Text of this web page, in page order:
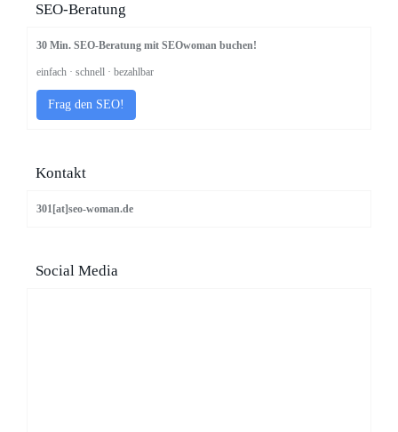
SEO-Beratung
30 Min. SEO-Beratung mit SEOwoman buchen!
einfach · schnell · bezahlbar
Frag den SEO!
Kontakt
301[at]seo-woman.de
Social Media